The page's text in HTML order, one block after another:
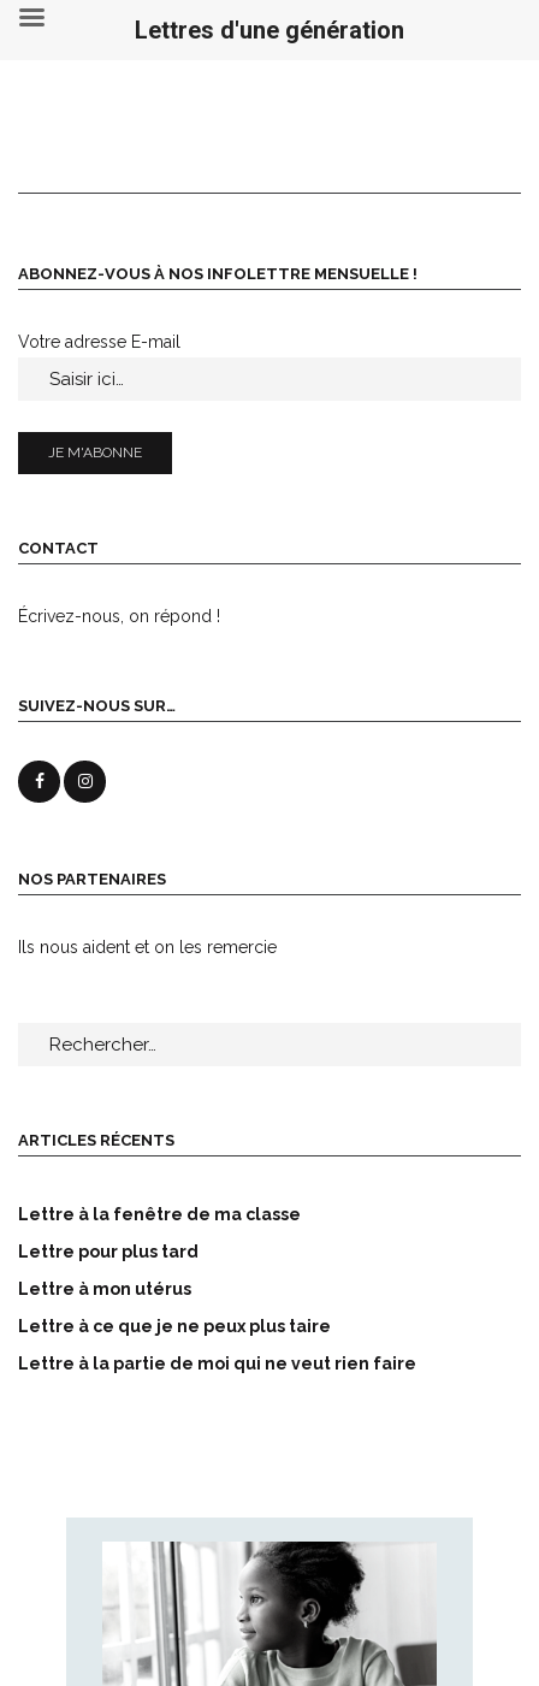
ABONNEZ-VOUS À NOS INFOLETTRE MENSUELLE !
Votre adresse E-mail
CONTACT
Écrivez-nous, on répond !
SUIVEZ-NOUS SUR…
NOS PARTENAIRES
Ils nous aident et on les remercie
ARTICLES RÉCENTS
Lettre à la fenêtre de ma classe
Lettre pour plus tard
Lettre à mon utérus
Lettre à ce que je ne peux plus taire
Lettre à la partie de moi qui ne veut rien faire
Lettres d'une génération